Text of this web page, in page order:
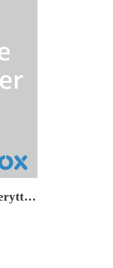
Star Stable: Sjælerytterne II (2) - Fanget i Pandoria